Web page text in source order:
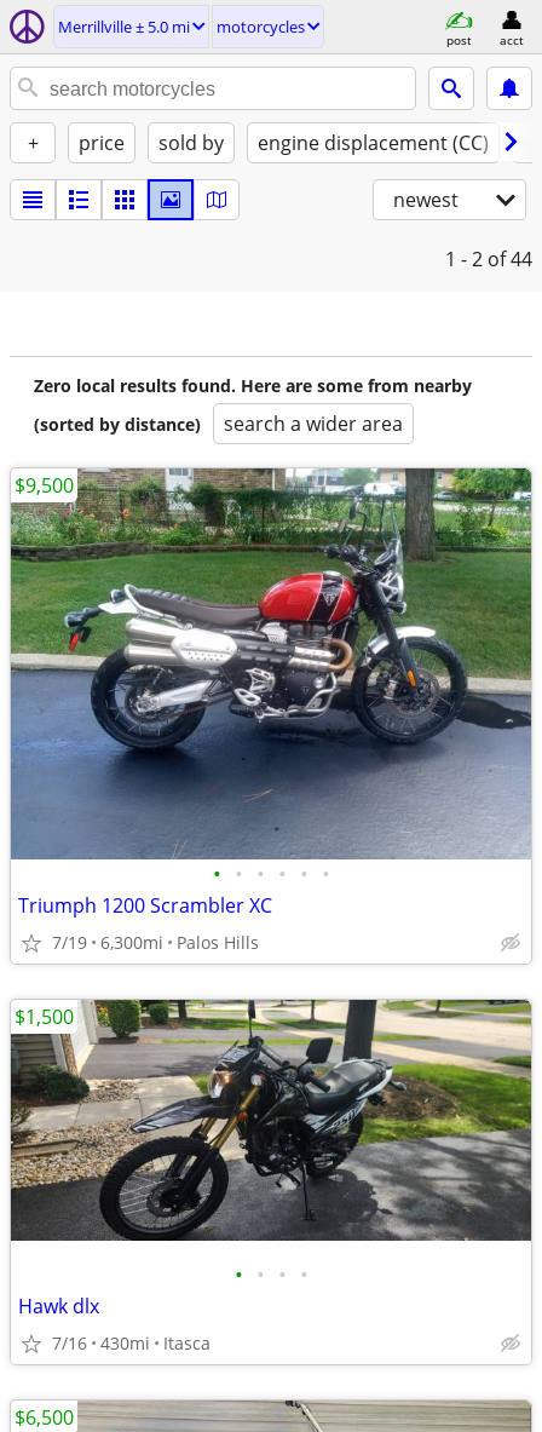
Merrillville ± 5.0 mi motorcycles
post acct
+ price sold by engine displacement (CC)
newest
1 - 2 of 44
Zero local results found. Here are some from nearby
(sorted by distance)
search a wider area
• • • • • •
Triumph 1200 Scrambler XC
7/19 6,300mi Palos Hills
$9,500
• • • •
Hawk dlx
7/16 430mi Itasca
$1,500
$6,500